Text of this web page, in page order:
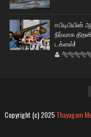
நிர்வாக
டக்ளஸ்!
Copyright (c) 2025Thayagam